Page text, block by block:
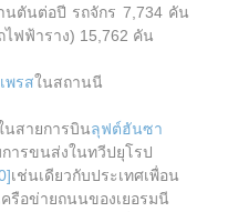
นตันต่อปี รถจักร 7,734 คัน
ไฟฟ้าราง) 15,762 คัน
พรสในสถานนี
สายการบินลุฟต์ฮันซา
ารขนส่งในทวีปยุโรป
เช่นเดียวกับประเทศเพื่อน
รือข่ายถนนของเยอรมนี